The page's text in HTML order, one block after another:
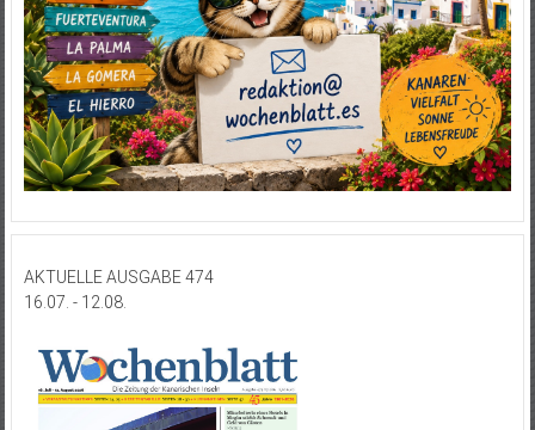
AKTUELLE AUSGABE 474
16.07. - 12.08.